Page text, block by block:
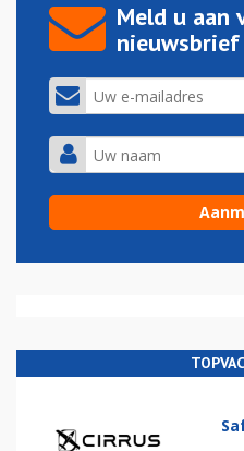
Meld u aan
nieuwsbrief